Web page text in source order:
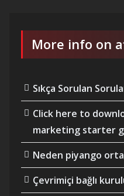
More info on
Sıkça Sorulan
Click here to
marketing starter
Neden piyango
Çevrimiçi bağlı